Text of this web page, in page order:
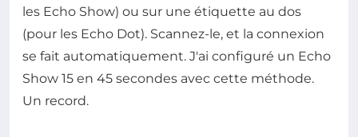
les Echo Show) ou sur une étiquette au dos
(pour les Echo Dot). Scannez-le, et la connexion
se fait automatiquement. J'ai configuré un Echo
Show 15 en 45 secondes avec cette méthode.
Un record.